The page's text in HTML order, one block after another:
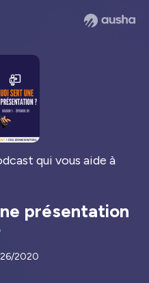
qui vous aide à
présentation
2020